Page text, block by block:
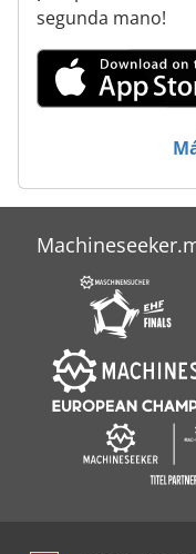
Planta De
Posmill C 1050
Rehm Rp 462
Weinig Profimat 22
segunda mano!